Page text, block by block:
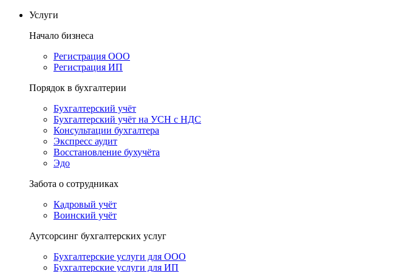
Услуги
Начало бизнеса
Регистрация ООО
Регистрация ИП
Порядок в бухгалтерии
Бухгалтерский учёт
Бухгалтерский учёт на УСН с НДС
Консультации бухгалтера
Экспресс аудит
Восстановление бухучёта
Эдо
Забота о сотрудниках
Кадровый учёт
Воинский учёт
Аутсорсинг бухгалтерских услуг
Бухгалтерские услуги для ООО
Бухгалтерские услуги для ИП